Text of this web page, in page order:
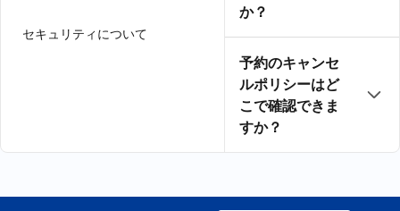
セキュリティについて
か？
予約のキャンセ
ルポリシーはど
こで確認できま
すか？